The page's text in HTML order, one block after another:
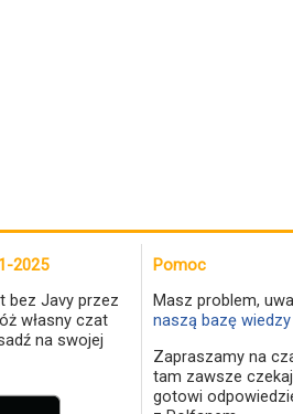
2025
bez Javy przez
własny czat
na swojej
Pomoc
Masz problem,
naszą bazę
Zapraszamy na
tam zawsze
gotowi